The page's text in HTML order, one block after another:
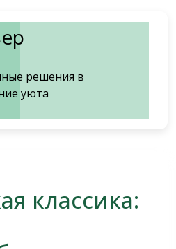
решения в
уюта
классика: